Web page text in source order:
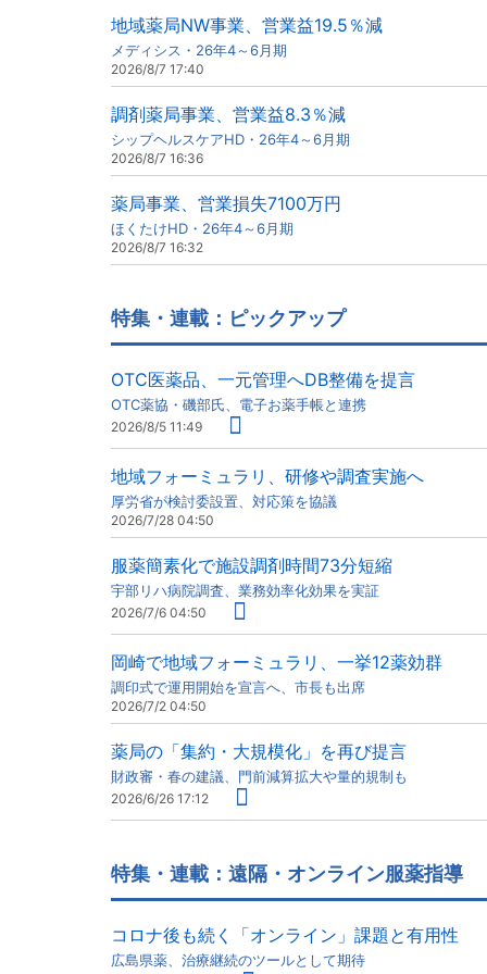
地域薬局NW事業、営業益19.5％減
メディシス・26年4～6月期
2026/8/7 17:40
調剤薬局事業、営業益8.3％減
シップヘルスケアHD・26年4～6月期
2026/8/7 16:36
薬局事業、営業損失7100万円
ほくたけHD・26年4～6月期
2026/8/7 16:32
特集・連載：ピックアップ
OTC医薬品、一元管理へDB整備を提言
OTC薬協・磯部氏、電子お薬手帳と連携
2026/8/5 11:49
地域フォーミュラリ、研修や調査実施へ
厚労省が検討委設置、対応策を協議
2026/7/28 04:50
服薬簡素化で施設調剤時間73分短縮
宇部リハ病院調査、業務効率化効果を実証
2026/7/6 04:50
岡崎で地域フォーミュラリ、一挙12薬効群
調印式で運用開始を宣言へ、市長も出席
2026/7/2 04:50
薬局の「集約・大規模化」を再び提言
財政審・春の建議、門前減算拡大や量的規制も
2026/6/26 17:12
特集・連載：遠隔・オンライン服薬指導
コロナ後も続く「オンライン」課題と有用性
広島県薬、治療継続のツールとして期待